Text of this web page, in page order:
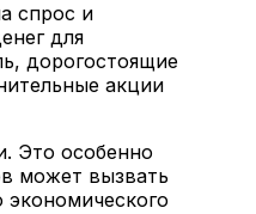
спрос и
для
дорогостоящие
акции
Это особенно
может вызвать